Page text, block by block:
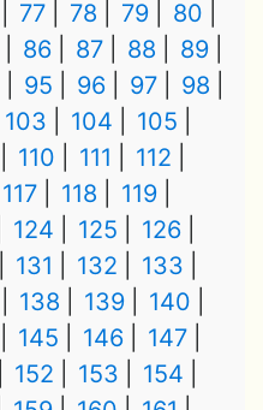
77 78 79
80
86 87 88
89
95 96 97
98
103 104
105
110 111
112
117 118
119
124 125
126
131 132
133
138 139
140
145 146
147
152 153
154